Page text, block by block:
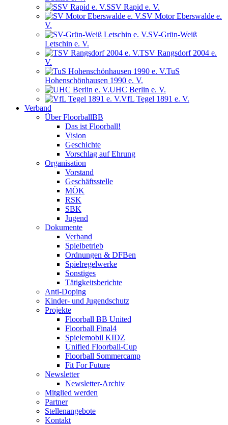
SSV Rapid e. V.
SV Motor Eberswalde e.
V.
SV-Grün-Weiß
Letschin e. V.
TSV Rangsdorf 2004 e.
V.
TuS
Hohenschönhausen 1990 e. V.
UHC Berlin e. V.
VfL Tegel 1891 e. V.
Verband
Über FloorballBB
Das ist Floorball!
Vision
Geschichte
Vorschlag auf Ehrung
Organisation
Vorstand
Geschäftsstelle
MÖK
RSK
SBK
Jugend
Dokumente
Verband
Spielbetrieb
Ordnungen & DFBen
Spielregelwerke
Sonstiges
Tätigkeitsberichte
Anti-Doping
Kinder- und Jugendschutz
Projekte
Floorball BB United
Floorball Final4
Spielemobil KIDZ
Unified Floorball-Cup
Floorball Sommercamp
Fit For Future
Newsletter
Newsletter-Archiv
Mitglied werden
Partner
Stellenangebote
Kontakt